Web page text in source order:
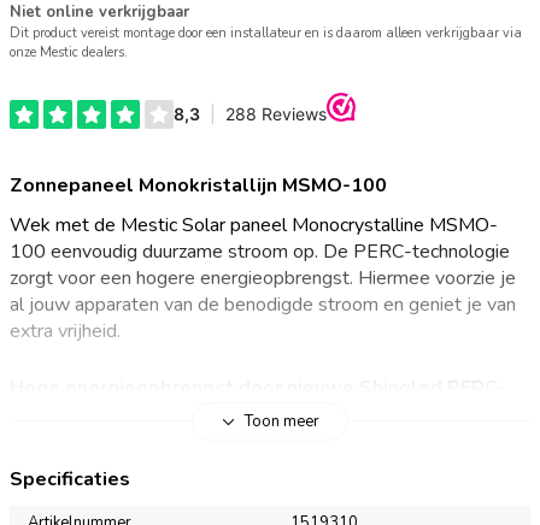
Niet online verkrijgbaar
Dit product vereist montage door een installateur en is daarom alleen verkrijgbaar via
onze Mestic dealers.
Zonnepaneel Monokristallijn MSMO-100
Wek met de Mestic Solar paneel Monocrystalline MSMO-
100 eenvoudig duurzame stroom op. De PERC-technologie
zorgt voor een hogere energieopbrengst. Hiermee voorzie je
al jouw apparaten van de benodigde stroom en geniet je van
extra vrijheid.
Met de Mestic Solar paneel Monocrystalline MSMO-100 ben
je minder afhankelijk van het lichtnet voor elektriciteit op de
Toon meer
Specificaties